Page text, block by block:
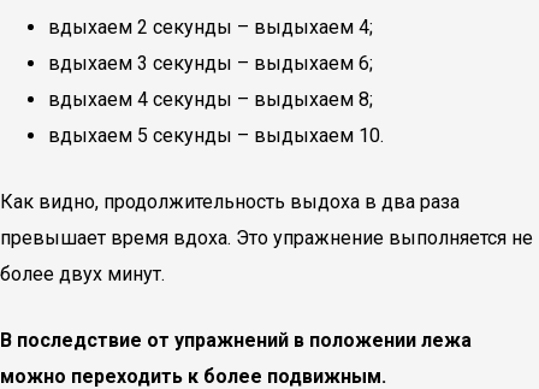
вдыхаем 2 секунды – выдыхаем 4;
вдыхаем 3 секунды – выдыхаем 6;
вдыхаем 4 секунды – выдыхаем 8;
вдыхаем 5 секунды – выдыхаем 10.
Как видно, продолжительность выдоха в два раза
превышает время вдоха. Это упражнение выполняется не
более двух минут.
В последствие от упражнений в положении лежа
можно переходить к более подвижным.